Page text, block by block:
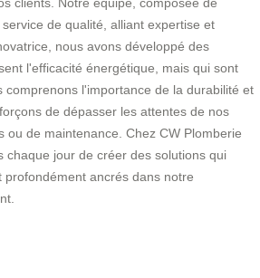
de qualité, alliant expertise et
nous avons développé des
l'efficacité énergétique, mais qui sont
l'importance de la durabilité et
de dépasser les attentes de nos
de maintenance. Chez CW Plomberie
chaque jour de créer des solutions qui
ancrés dans notre